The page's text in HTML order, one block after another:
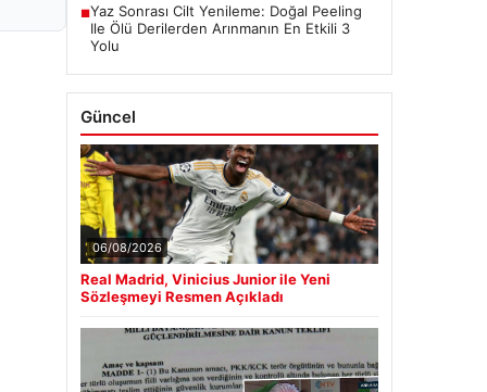
■Yaz Sonrası Cilt Yenileme: Doğal Peeling
Ile Ölü Derilerden Arınmanın En Etkili 3
Yolu
Güncel
06/08/2026
Real Madrid, Vinicius Junior ile Yeni
Sözleşmeyi Resmen Açıkladı